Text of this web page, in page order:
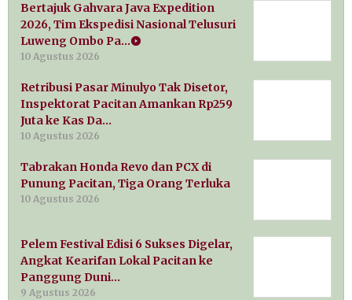
Bertajuk Gahvara Java Expedition
2026, Tim Ekspedisi Nasional Telusuri
Luweng Ombo Pa…
10 Agustus 2026
Retribusi Pasar Minulyo Tak Disetor,
Inspektorat Pacitan Amankan Rp259
Juta ke Kas Da…
10 Agustus 2026
Tabrakan Honda Revo dan PCX di
Punung Pacitan, Tiga Orang Terluka
10 Agustus 2026
Pelem Festival Edisi 6 Sukses Digelar,
Angkat Kearifan Lokal Pacitan ke
Panggung Duni…
9 Agustus 2026